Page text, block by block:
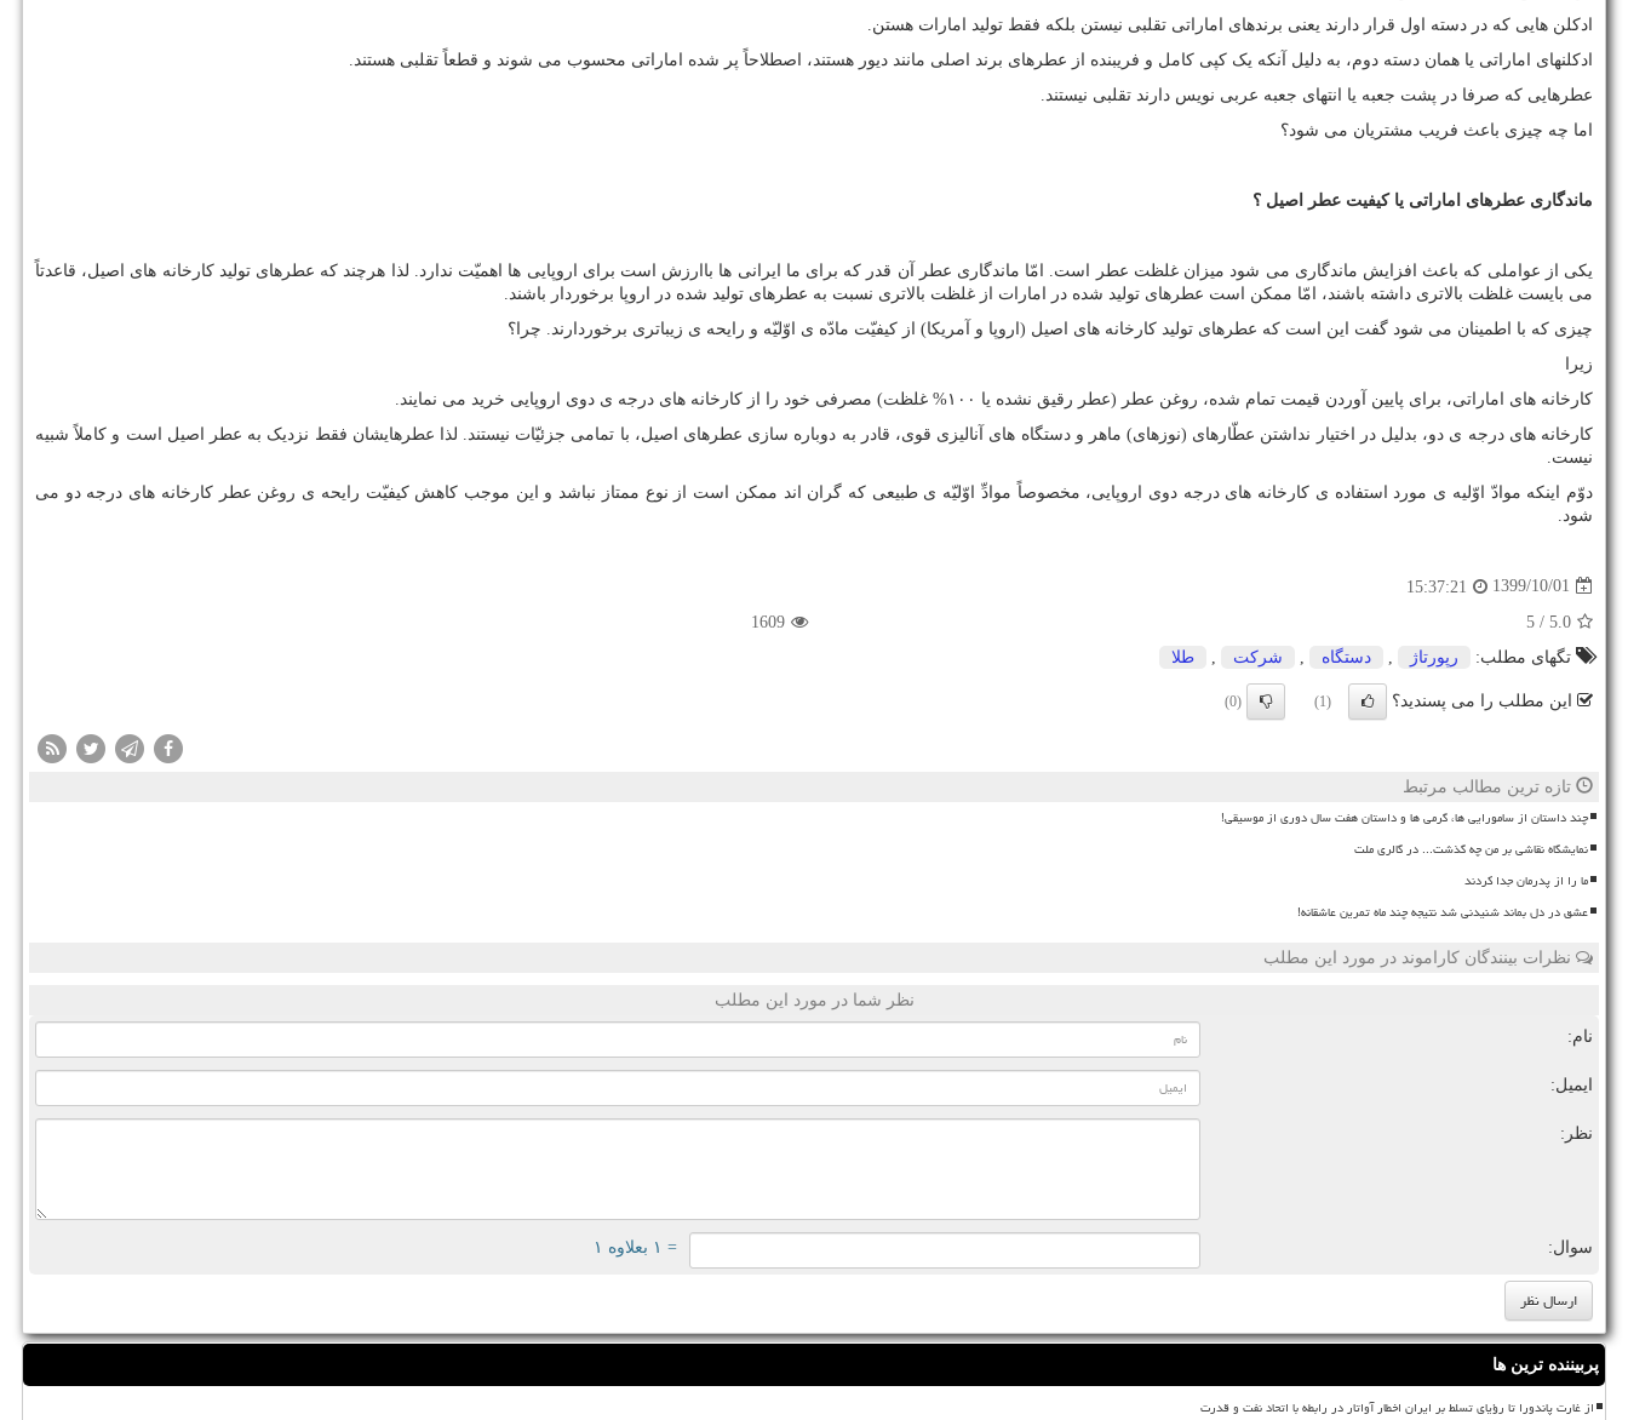
ادکلن هایی که در دسته اول قرار دارند یعنی برندهای اماراتی تقلبی نیستن بلکه فقط تولید امارات هستن.
ادکلنهای اماراتی یا همان دسته دوم، به دلیل آنکه یک کپی کامل و فریبنده از عطرهای برند اصلی مانند دیور هستند، اصطلاحاً پر شده اماراتی محسوب می شوند و قطعاً تقلبی هستند.
عطرهایی که صرفا در پشت جعبه یا انتهای جعبه عربی نویس دارند تقلبی نیستند.
اما چه چیزی باعث فریب مشتریان می شود؟
ماندگاری عطرهای اماراتی یا کیفیت عطر اصیل ؟
یکی از عواملی که باعث افزایش ماندگاری می شود میزان غلظت عطر است. امّا ماندگاری عطر آن قدر که برای ما ایرانی ها باارزش است برای اروپایی ها اهمیّت ندارد. لذا هرچند که عطرهای تولید کارخانه های اصیل، قاعدتاً
می بایست غلظت بالاتری داشته باشند، امّا ممکن است عطرهای تولید شده در امارات از غلظت بالاتری نسبت به عطرهای تولید شده در اروپا برخوردار باشند.
چیزی که با اطمینان می شود گفت این است که عطرهای تولید کارخانه های اصیل (اروپا و آمریکا) از کیفیّت مادّه ی اوّلیّه و رایحه ی زیباتری برخوردارند. چرا؟
زیرا
کارخانه های اماراتی، برای پایین آوردن قیمت تمام شده، روغن عطر (عطر رقیق نشده یا ۱۰۰% غلظت) مصرفی خود را از کارخانه های درجه ی دوی اروپایی خرید می نمایند.
کارخانه های درجه ی دو، بدلیل در اختیار نداشتن عطّارهای (نوزهای) ماهر و دستگاه های آنالیزی قوی، قادر به دوباره سازی عطرهای اصیل، با تمامی جزئیّات نیستند. لذا عطرهایشان فقط نزدیک به عطر اصیل است و کاملاً شبیه
نیست.
دوّم اینکه موادّ اوّلیه ی مورد استفاده ی کارخانه های درجه دوی اروپایی، مخصوصاً موادِّ اوّلیّه ی طبیعی که گران اند ممکن است از نوع ممتاز نباشد و این موجب کاهش کیفیّت رایحه ی روغن عطر کارخانه های درجه دو می
شود.
1399/10/01
15:37:21
5.0
/ 5
1609
تگهای مطلب:
رپورتاژ دستگاه شركت طلا
این مطلب را می پسندید؟ (1)
(0)
تازه ترین مطالب مرتبط
چند داستان از سامورایی ها، گرمی ها و داستان هفت سال دوری از موسیقی!
نمایشگاه نقاشی بر من چه گذشت... در گالری ملت
ما را از پدرمان جدا کردند
عشق در دل بماند شنیدنی شد نتیجه چند ماه تمرین عاشقانه!
نظرات بینندگان کاراموند در مورد این مطلب
نظر شما در مورد این مطلب
نام:
ایمیل:
نظر:
سوال: = ۱ بعلاوه ۱
پربیننده ترین ها
از غارت پاندورا تا رؤیای تسلط بر ایران اخطار آواتار در رابطه با اتحاد نفت و قدرت